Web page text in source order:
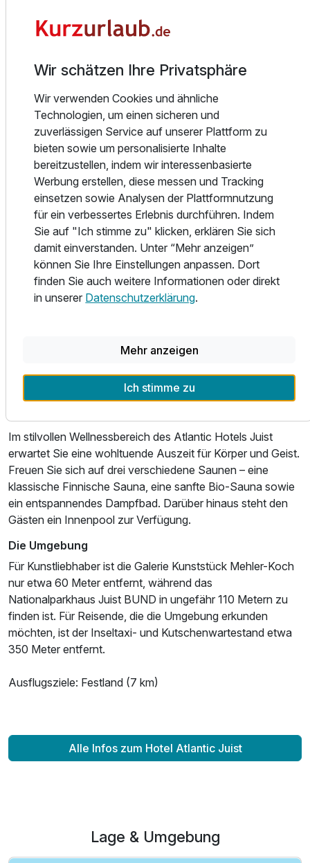
Für 8 Tage p.P. ab
1-Raum Appartement C
Ausstattung
Für 8 Tage 635,00 €
gotischen Fenstern reicht die Geschichte, bis das heutige
und Terrasse entstand und seither nicht mehr von der Insel
wegzudenken ist. Das Hotel Atlantic Juist ist zentral mitten
im Ort der autofreien Insel gelegen, direkt am
Schiffchenteich am Kurzplatz. In nur 5 Gehminuten
erreichen Sie den langen Standstrand von Juist und in 450
m Entfernung zur Wattseite liegt der Hafen. Täglich
kümmert sich das gesamte Team darum, den Gästen und
Besuchern einen unvergesslichen Aufenthalt zu
bescheren.
Zimmerinformation
Es hat 72 eingerichtete Apartments, verteilt auf 4 Etagen
welche alle einen Balkon, eine Küchenzeile und ein
modernes Badezimmer besitzen.
Essen und Trinken
Optionen und spezielle Menüs für Kinder. Bei schönem
Wetter können Sie auch auf der Terrasse oder im
Biergarten speisen und die frische Luft genießen.
Im stilvollen Wellnessbereich des Atlantic Hotels Juist
erwartet Sie eine wohltuende Auszeit für Körper und Geist.
Freuen Sie sich auf drei verschiedene Saunen – eine
klassische Finnische Sauna, eine sanfte Bio-Sauna sowie
ein entspannendes Dampfbad. Darüber hinaus steht den
Gästen ein Innenpool zur Verfügung.
Die Umgebung
Für Kunstliebhaber ist die Galerie Kunststück Mehler-Koch
nur etwa 60 Meter entfernt, während das
Nationalparkhaus Juist BUND in ungefähr 110 Metern zu
finden ist. Für Reisende, die die Umgebung erkunden
möchten, ist der Inseltaxi- und Kutschenwartestand etwa
350 Meter entfernt.
Ausflugsziele: Festland (7 km)
Alle Infos zum Hotel Atlantic Juist
Lage & Umgebung
Wir schätzen Ihre Privatsphäre
Wir verwenden Cookies und ähnliche
Technologien, um einen sicheren und
zuverlässigen Service auf unserer Plattform zu
bieten sowie um personalisierte Inhalte
bereitzustellen, indem wir interessenbasierte
Werbung erstellen, diese messen und Tracking
einsetzen sowie Analysen der Plattformnutzung
für ein verbessertes Erlebnis durchführen. Indem
Sie auf "Ich stimme zu" klicken, erklären Sie sich
damit einverstanden. Unter “Mehr anzeigen”
können Sie Ihre Einstellungen anpassen. Dort
finden Sie auch weitere Informationen oder direkt
in unserer Datenschutzerklärung.
Mehr anzeigen
Ich stimme zu